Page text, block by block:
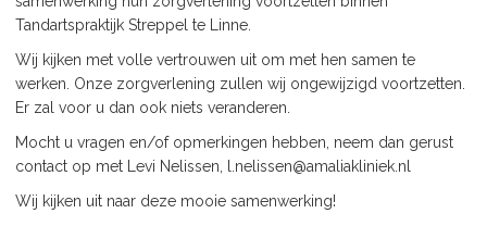
Tandartspraktijk Streppel te Linne.
Wij kijken met volle vertrouwen uit om met hen samen te
werken. Onze zorgverlening zullen wij ongewijzigd voortzetten.
Er zal voor u dan ook niets veranderen.
Mocht u vragen en/of opmerkingen hebben, neem dan gerust
contact op met Levi Nelissen, l.nelissen@amaliakliniek.nl
Wij kijken uit naar deze mooie samenwerking!